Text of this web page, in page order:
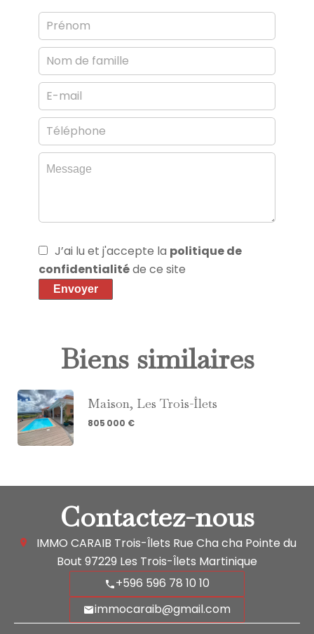
J’ai lu et j'accepte la politique de
confidentialitéde ce site
Envoyer
Biens similaires
Maison, Les Trois-Îlets
805 000 €
Contactez-nous
IMMO CARAIB Trois-Îlets Rue Cha cha Pointe du
Bout 97229 Les Trois-Îlets Martinique
+596 596 78 10 10
immocaraib@gmail.com